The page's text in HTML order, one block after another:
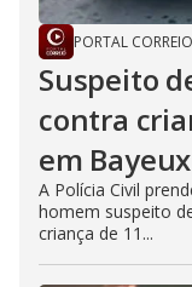
PORTAL CORREIO
Suspeito
contra
em Bayeux
A Polícia Civil
homem suspeito
criança de 11...